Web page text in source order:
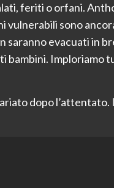
feriti o orfani.
vulnerabili sono
saranno evacuati in
bambini.
dopo